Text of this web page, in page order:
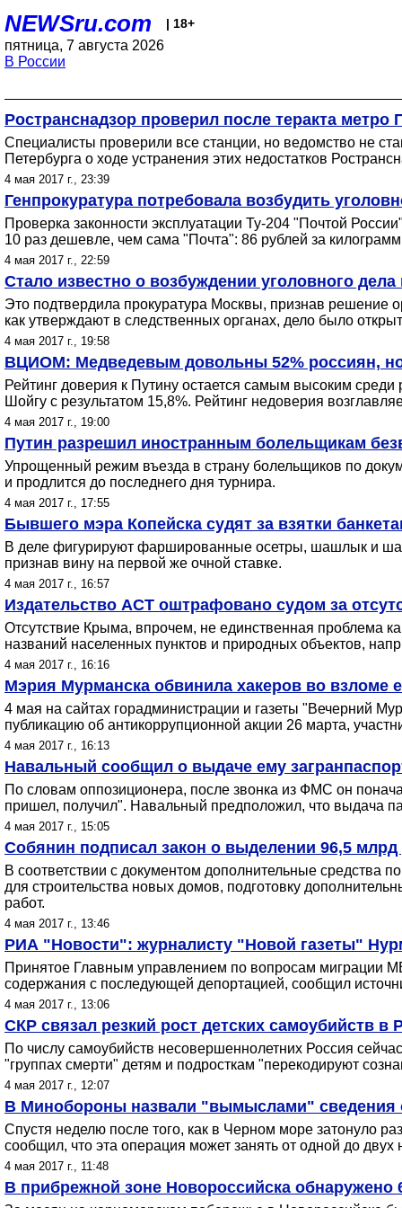
NEWSru.com | 18+
пятница, 7 августа 2026
В России
Ространснадзор проверил после теракта метро
Специалисты проверили все станции, но ведомство не
Петербурга о ходе устранения этих недостатков
4 мая 2017 г., 23:39
Генпрокуратура потребовала возбудить
Проверка законности эксплуатации Ту-204 "Почтой
10 раз дешевле, чем сама "Почта": 86 рублей за
4 мая 2017 г., 22:59
Стало известно о возбуждении уголовного
Это подтвердила прокуратура Москвы, признав
как утверждают в следственных органах, дело было
4 мая 2017 г., 19:58
ВЦИОМ: Медведевым довольны 52% россиян,
Рейтинг доверия к Путину остается самым высоким
Шойгу с результатом 15,8%. Рейтинг недоверия
4 мая 2017 г., 19:00
Путин разрешил иностранным болельщикам
Упрощенный режим въезда в страну болельщиков по
и продлится до последнего дня турнира.
4 мая 2017 г., 17:55
Бывшего мэра Копейска судят за взятки
В деле фигурируют фаршированные осетры, шашлык и
признав вину на первой же очной ставке.
4 мая 2017 г., 16:57
Издательство АСТ оштрафовано судом за
Отсутствие Крыма, впрочем, не единственная проблема
названий населенных пунктов и природных объектов,
4 мая 2017 г., 16:16
Мэрия Мурманска обвинила хакеров во взломе
4 мая на сайтах горадминистрации и газеты "Вечерний
публикацию об антикоррупционной акции 26 марта,
4 мая 2017 г., 16:13
Навальный сообщил о выдаче ему
По словам оппозиционера, после звонка из ФМС он
пришел, получил". Навальный предположил, что выдача
4 мая 2017 г., 15:05
Собянин подписал закон о выделении 96,5
В соответствии с документом дополнительные средства
для строительства новых домов, подготовку
работ.
4 мая 2017 г., 13:46
РИА "Новости": журналисту "Новой газеты"
Принятое Главным управлением по вопросам миграции
содержания с последующей депортацией, сообщил
4 мая 2017 г., 13:06
СКР связал резкий рост детских самоубийств
По числу самоубийств несовершеннолетних Россия
"группах смерти" детям и подросткам "перекодируют
4 мая 2017 г., 12:07
В Минобороны назвали "вымыслами" сведения
Спустя неделю после того, как в Черном море затонуло
сообщил, что эта операция может занять от одной до
4 мая 2017 г., 11:48
В прибрежной зоне Новороссийска